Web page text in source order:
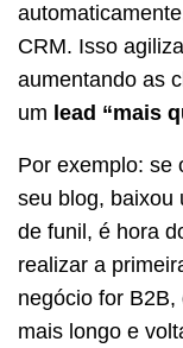
CRM. Isso
aumentando as
um lead “mais
Por exemplo: se
seu blog, baixou
de funil, é hora
realizar a
negócio for B2B,
mais longo e